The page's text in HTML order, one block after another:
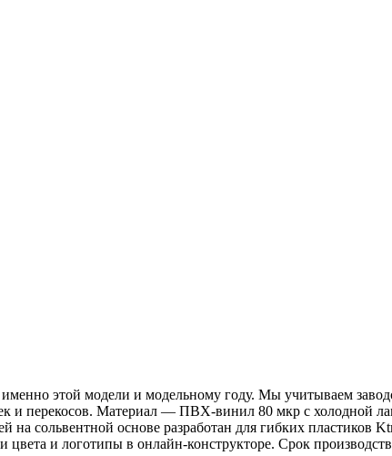
этой модели и модельному году. Мы учитываем
и перекосов. Материал — ПВХ-винил 80 мкр с холодной
сольвентной основе разработан для гибких пластиков
и логотипы в онлайн-конструкторе. Срок